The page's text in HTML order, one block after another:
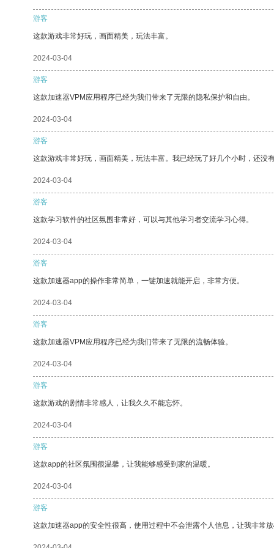
游客
这款游戏非常好玩，画面精美，玩法丰富。
2024-03-04
游客
这款加速器VPM应用程序已经为我们带来了无限的隐私保护和自由。
2024-03-04
游客
这款游戏非常好玩，画面精美，玩法丰富。我已经玩了好几个小时，还没
2024-03-04
游客
这款学习软件的社区氛围非常好，可以与其他学习者交流学习心得。
2024-03-04
游客
这款加速器app的操作非常简单，一键加速就能开启，非常方便。
2024-03-04
游客
这款加速器VPM应用程序已经为我们带来了无限的流畅体验。
2024-03-04
游客
这款游戏的剧情非常感人，让我久久不能忘怀。
2024-03-04
游客
这款app的社区氛围很温馨，让我能够感受到家的温暖。
2024-03-04
游客
这款加速器app的安全性很高，使用过程中不会泄露个人信息，让我非常